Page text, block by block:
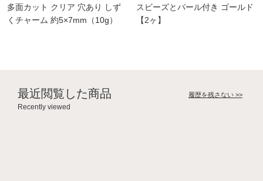
多面カット クリア 穴あり しず
くチャーム 約5×7mm（10g）
スビーズとパール付き ゴールド
【2ヶ】
最近閲覧した商品
Recently viewed
履歴を残さない >>